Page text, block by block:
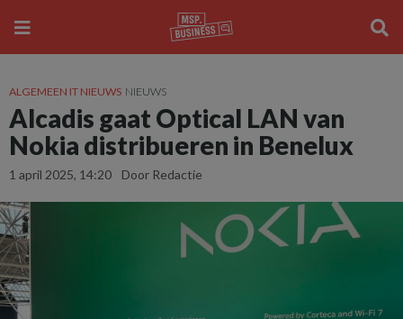
ALGEMEEN IT NIEUWS NIEUWS
Alcadis gaat Optical LAN van
Nokia distribueren in Benelux
1 april 2025, 14:20 Door Redactie